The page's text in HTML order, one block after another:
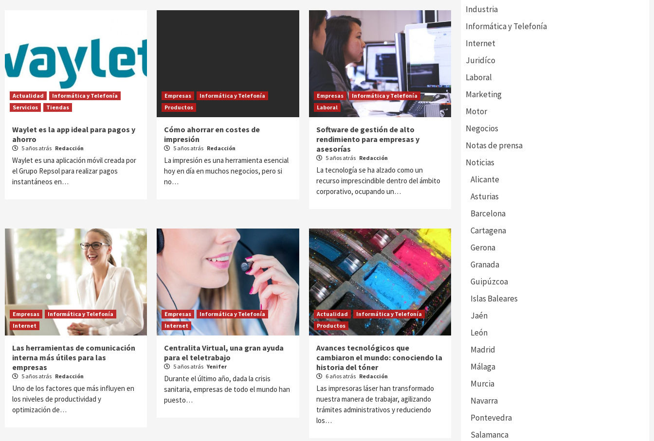
Actualidad
Informática y Telefonía
Servicios
Tiendas
Waylet es la app ideal para pagos y
ahorro
5 años atrás Redacción
Waylet es una aplicación móvil creada por
el Grupo Repsol para realizar pagos
instantáneos en…
Empresas
Informática y Telefonía
Productos
Cómo ahorrar en costes de
impresión
5 años atrás Redacción
La impresión es una herramienta esencial
hoy en día en muchos negocios, pero si
no…
Empresas
Informática y Telefonía
Laboral
Software de gestión de alto
rendimiento para empresas y
asesorías
5 años atrás Redacción
La tecnología se ha alzado como un
recurso imprescindible dentro del ámbito
corporativo, ocupando un…
Empresas
Informática y Telefonía
Internet
Las herramientas de comunicación
interna más útiles para las
empresas
5 años atrás Redacción
Uno de los factores que más influyen en
los niveles de productividad y
optimización de…
Empresas
Informática y Telefonía
Internet
Centralita Virtual, una gran ayuda
para el teletrabajo
5 años atrás Yenifer
Durante el último año, dada la crisis
sanitaria, empresas de todo el mundo han
puesto…
Actualidad
Informática y Telefonía
Productos
Avances tecnológicos que
cambiaron el mundo: conociendo la
historia del tóner
6 años atrás Redacción
Las impresoras láser han transformado
nuestra manera de trabajar, agilizando
trámites administrativos y reduciendo
los…
Industria
Informática y Telefonía
Internet
Juridíco
Laboral
Marketing
Motor
Negocios
Notas de prensa
Noticias
Alicante
Asturias
Barcelona
Cartagena
Gerona
Granada
Guipúzcoa
Islas Baleares
Jaén
León
Madrid
Málaga
Murcia
Navarra
Pontevedra
Salamanca